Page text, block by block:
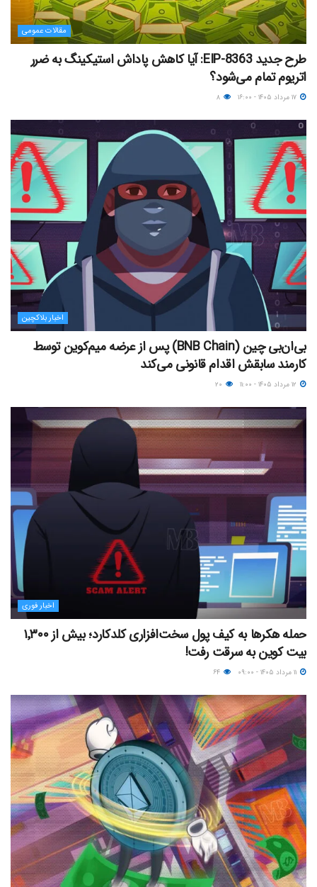
مقالات عمومی
طرح جدید EIP-8363: آیا کاهش پاداش استیکینگ به ضرر
اتریوم تمام می‌شود؟
اخبار بلاکچین
بی‌ان‌بی چین (BNB Chain) پس از عرضه میم‌کوین توسط
کارمند سابقش اقدام قانونی می‌کند
اخبار فوری
حمله هکرها به کیف پول سخت‌افزاری کلدکارد؛ بیش از ۱٬۳۰۰
بیت کوین به سرقت رفت!